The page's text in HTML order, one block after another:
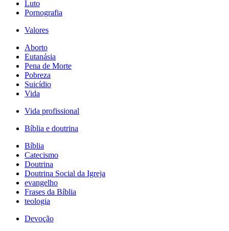
Luto
Pornografia
Valores
Aborto
Eutanásia
Pena de Morte
Pobreza
Suicídio
Vida
Vida profissional
Bíblia e doutrina
Bíblia
Catecismo
Doutrina
Doutrina Social da Igreja
evangelho
Frases da Bíblia
teologia
Devoção